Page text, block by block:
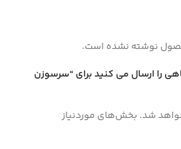
نوشته نشده است.
را ارسال می کنید برای “سرسوزن
شد. بخش‌های موردنیاز